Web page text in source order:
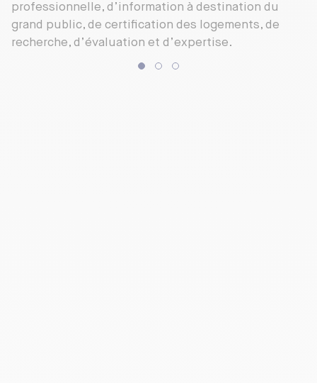
professionnelle, d’information à destination du
grand public, de certification des logements, de
recherche, d’évaluation et d’expertise.